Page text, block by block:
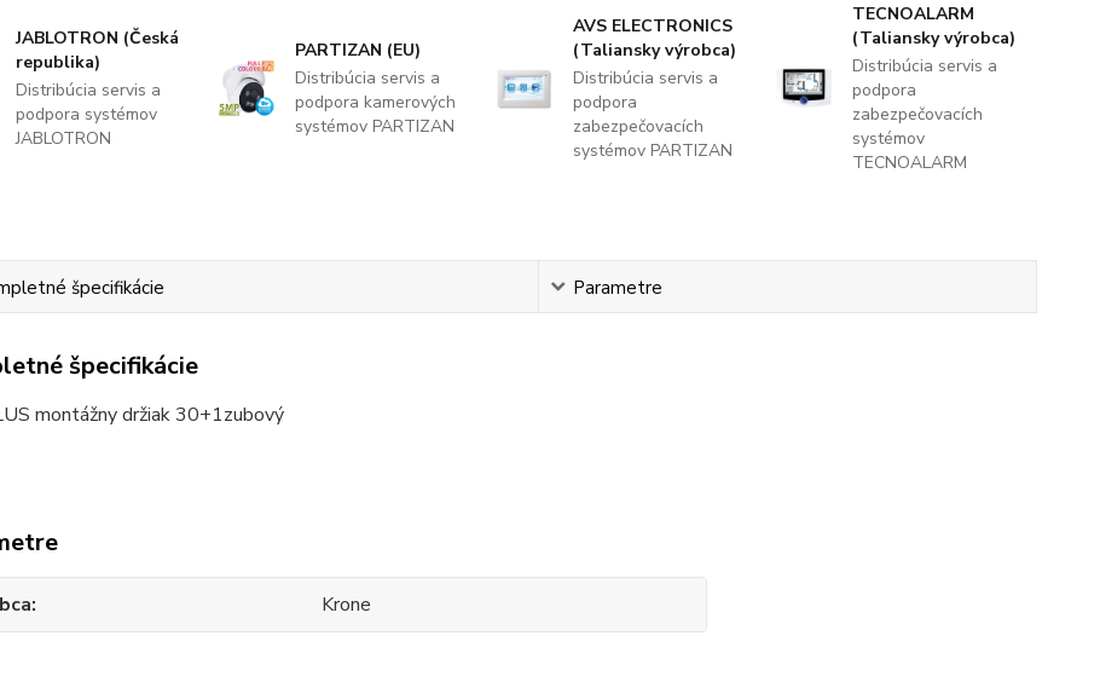
JABLOTRON (Česká
republika)
Distribúcia servis a
podpora systémov
JABLOTRON
PARTIZAN (EU)
Distribúcia servis a
podpora kamerových
systémov PARTIZAN
AVS ELECTRONICS
(Taliansky výrobca)
Distribúcia servis a
podpora
zabezpečovacích
systémov PARTIZAN
TECNOALARM
(Taliansky výrobca)
Distribúcia servis a
podpora
zabezpečovacích
systémov
TECNOALARM
špecifikácie Parametre
špecifikácie
montážny držiak 30+1zubový
Krone